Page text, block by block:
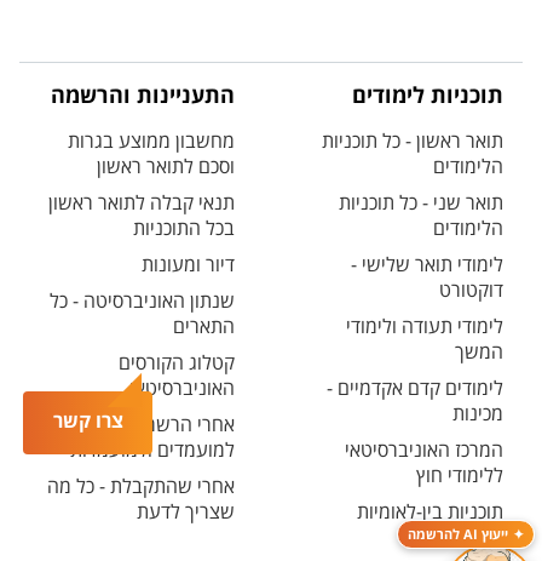
צרו קשר
ייעוץ AI להרשמה
תוכניות לימודים
תואר ראשון - כל תוכניות
הלימודים
תואר שני - כל תוכניות
הלימודים
לימודי תואר שלישי -
דוקטורט
לימודי תעודה ולימודי
המשך
לימודים קדם אקדמיים -
מכינות
המרכז האוניברסיטאי
ללימודי חוץ
תוכניות בין-לאומיות
התעניינות והרשמה
מחשבון ממוצע בגרות
וסכם לתואר ראשון
תנאי קבלה לתואר ראשון
בכל התוכניות
דיור ומעונות
שנתון האוניברסיטה - כל
התארים
קטלוג הקורסים
האוניברסיטאי
אחרי הרשמה - אזור אישי
למועמדים ולמועמדות
אחרי שהתקבלת - כל מה
שצריך לדעת